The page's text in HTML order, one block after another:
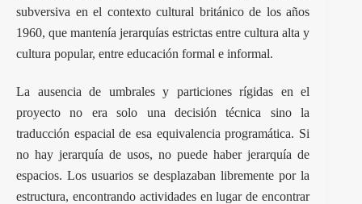
subversiva en el contexto cultural británico de los años
1960, que mantenía jerarquías estrictas entre cultura alta y
cultura popular, entre educación formal e informal.
La ausencia de umbrales y particiones rígidas en el
proyecto no era solo una decisión técnica sino la
traducción espacial de esa equivalencia programática. Si
no hay jerarquía de usos, no puede haber jerarquía de
espacios. Los usuarios se desplazaban libremente por la
estructura, encontrando actividades en lugar de encontrar